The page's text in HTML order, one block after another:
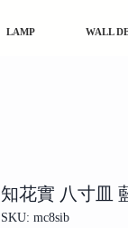
LAMP WALL
知花實 八寸皿
SKU: mc8sib